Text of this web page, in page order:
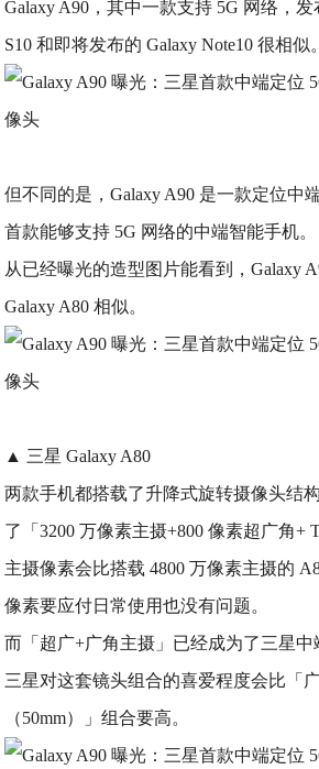
Galaxy A90，其中一款支持 5G 网络，
S10 和即将发布的 Galaxy Note10 很相似。
但不同的是，Galaxy A90 是一款定位中
首款能够支持 5G 网络的中端智能手机。
从已经曝光的造型图片能看到，Galaxy
Galaxy A80 相似。
▲ 三星 Galaxy A80
两款手机都搭载了升降式旋转摄像头结
了「3200 万像素主摄+800 像素超广角+
主摄像素会比搭载 4800 万像素主摄的
像素要应付日常使用也没有问题。
而「超广+广角主摄」已经成为了三星中
三星对这套镜头组合的喜爱程度会比「
（50mm）」组合要高。